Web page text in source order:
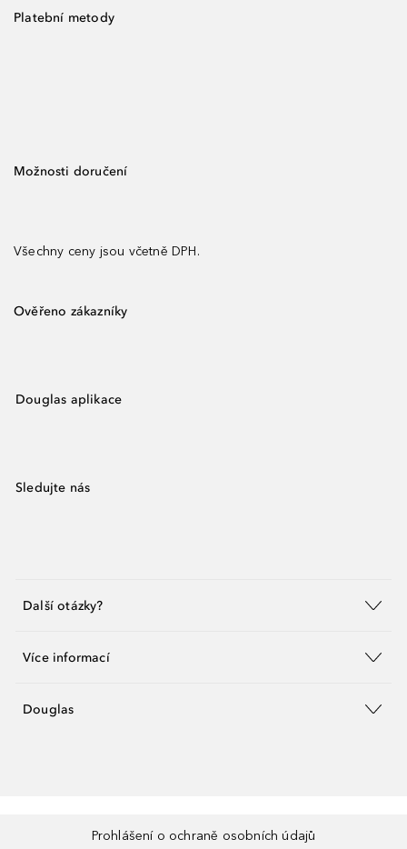
Platební metody
Možnosti doručení
Všechny ceny jsou včetně DPH.
Ověřeno zákazníky
Douglas aplikace
Sledujte nás
Další otázky?
Více informací
Douglas
Prohlášení o ochraně osobních údajů